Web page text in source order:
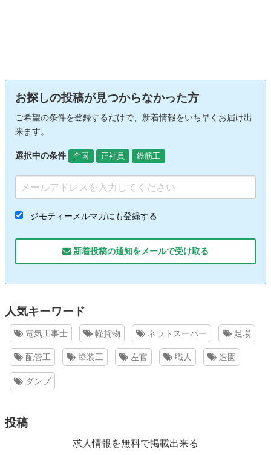
お探しの投稿が見つからなかった方
ご希望の条件を登録するだけで、新着情報をいち早くお届け出
来ます。
選択中の条件 全国 正社員 鉄筋工
ジモティーメルマガにも登録する
新着投稿の通知をメールで受け取る
人気キーワード
電気工事士 軽貨物 ネットスーパー 足場
配管工 塗装工 左官 職人 造園
ダンプ
投稿
求人情報を無料で掲載出来る